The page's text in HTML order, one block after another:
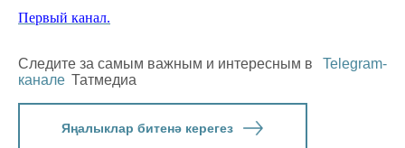
Первый канал.
Следите за самым важным и интересным в
Telegram-
канале Татмедиа
Яңалыклар битенә керегез